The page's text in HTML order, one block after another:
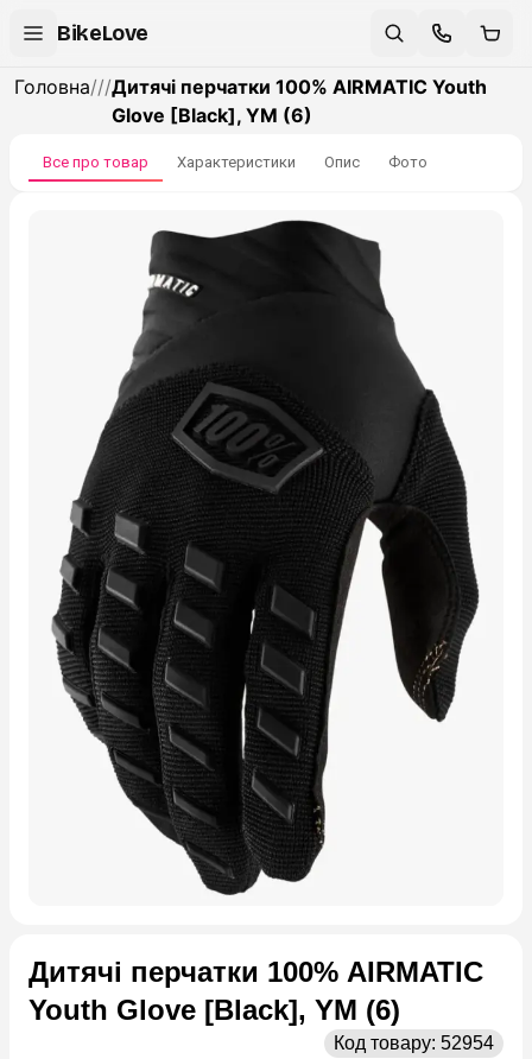
BikeLove
Головна///Дитячі перчатки 100% AIRMATIC Youth
Glove [Black], YM (6)
Все про товар Характеристики Опис Фото
Дитячі перчатки 100% AIRMATIC
Youth Glove [Black], YM (6)
Код товару: 52954